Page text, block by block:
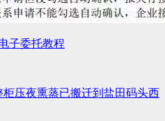
子委托教程
柜压夜熏蒸已搬迁到盐田码头西